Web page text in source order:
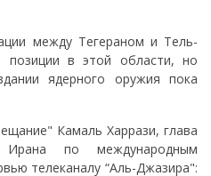
между Тегераном и Тель-
в этой области, но
ядерного оружия пока
Камаль Харрази, глава
Ирана по международным
телеканалу “Аль-Джазира":